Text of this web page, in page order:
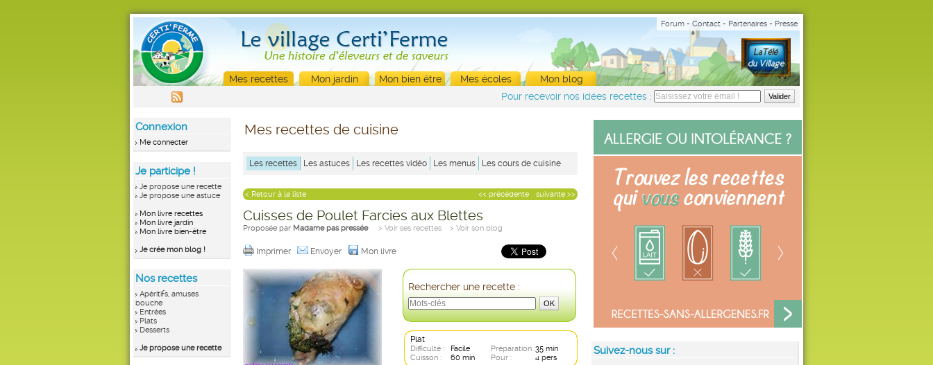
Forum - Contact - Partenaires - Presse
Mes recettes Mon jardin Mon bien être Mes écoles
Mon blog
Pour recevoir nos idées recettes :
Connexion
Me connecter
Je participe !
Je propose une recette
Je propose une astuce
Mon livre recettes
Mon livre jardin
Mon livre bien-être
Je crée mon blog !
Nos recettes
Apéritifs, amuses
bouche
Entrées
Plats
Desserts
Je propose une recette
Suivez-nous sur :
Mes recettes de cuisine
Les recettes Les astuces Les recettes vidéo Les menus Les cours de cuisine
suivante >>
<< précédente
< Retour à la liste
Cuisses de Poulet Farcies aux Blettes
Proposée par Madame pas pressée > Voir ses recettes > Voir son blog
Imprimer Envoyer Mon livre
Rechercher une recette :
Plat
Difficulté : Facile Préparation :35 min
Cuisson :
60 min Pour : 4 pers